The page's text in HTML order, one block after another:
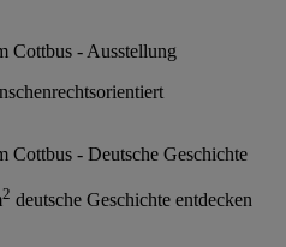
2 deutsche Geschichte entdecken